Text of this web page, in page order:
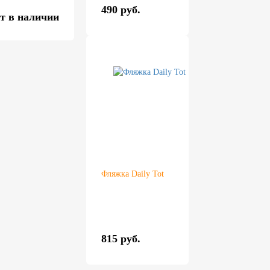
в наличии
490 руб.
Фляжка Daily Tot
815 руб.